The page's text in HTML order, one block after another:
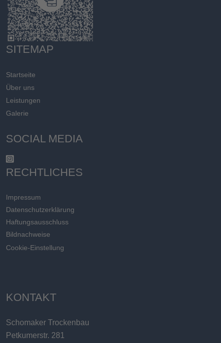
SITEMAP
Startseite
Über uns
Leistungen
Galerie
SOCIAL MEDIA
RECHTLICHES
Impressum
Datenschutzerklärung
Haftungsausschluss
Bildnachweise
Cookie-Einstellung
KONTAKT
Schomaker Trockenbau
Petkumerstr. 281